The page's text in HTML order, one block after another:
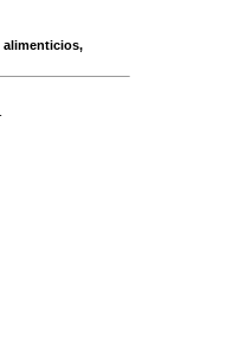
alimenticios,